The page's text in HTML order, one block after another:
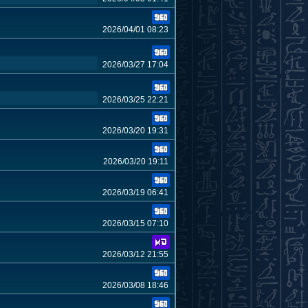
2026/04/01 08:23
2026/03/27 17:04
2026/03/25 22:21
2026/03/20 19:31
2026/03/20 19:11
2026/03/19 06:41
2026/03/15 07:10
2026/03/12 21:55
2026/03/08 18:46